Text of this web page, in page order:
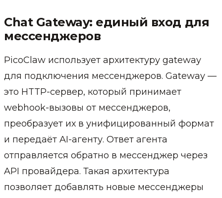
Chat Gateway: единый вход для
мессенджеров
PicoClaw использует архитектуру gateway
для подключения мессенджеров. Gateway —
это HTTP-сервер, который принимает
webhook-вызовы от мессенджеров,
преобразует их в унифицированный формат
и передаёт AI-агенту. Ответ агента
отправляется обратно в мессенджер через
API провайдера. Такая архитектура
позволяет добавлять новые мессенджеры